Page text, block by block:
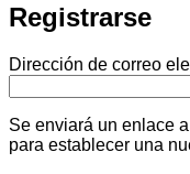
Registrarse
Dirección de correo
Se enviará un enlace
para establecer una